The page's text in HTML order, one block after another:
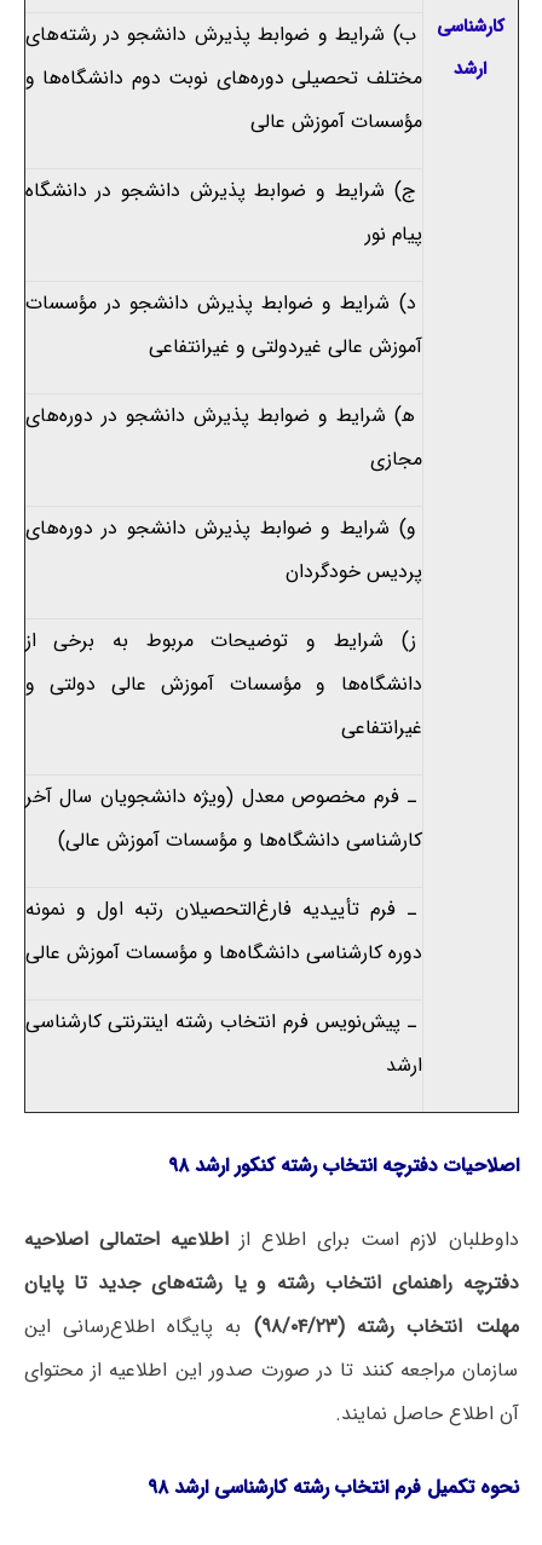
کارشناسی
ارشد
ب) شرایط و ضوابط پذیرش‌ دانشجو در رشته‌های
‌مختلف ‌تحصیلی‌ دوره‌های نوبت دوم دانشگاه‌ها و
مؤسسات‌ آموزش‌ عالی‌
ج) شرایط و ضوابط پذیرش دانشجو در دانشگاه
پیام نور
د‍) شرایط و ضوابط پذیرش دانشجو در مؤسسات
آموزش عالی غیردولتی‌ و غیرانتفاعی
ه‍) شرایط و ضوابط پذیرش دانشجو در دوره‌های
مجازی
و) شرایط و ضوابط پذیرش دانشجو در دوره‌های
پردیس خودگردان
ز) شرایط و توضیحات مربوط به برخی از
دانشگاه‌ها و مؤسسات آموزش عالی دولتی و
غیرانتفاعی
ـ فرم مخصوص معدل (ویژه دانشجویان سال آخر
کارشناسی دانشگاه‌ها و مؤسسات آموزش عالی)
ـ فرم تأییدیه فارغ‌التحصیلان رتبه اول و نمونه
دوره کارشناسی دانشگاه‌ها و مؤسسات آموزش عالی
ـ پیش‌نویس فرم انتخاب رشته اینترنتی کارشناسی
ارشد
اصلاحیات دفترچه انتخاب رشته کنکور ارشد ۹۸
داوطلبان لازم است برای اطلاع ازاطلاعیه احتمالی اصلاحیه
دفترچه راهنمای انتخاب رشته و یا رشته‌های جدید تا پایان
مهلت انتخاب رشته (۹۸/۰۴/۲۳
) به پایگاه اطلاع‌رسانی این
سازمان مراجعه کنند تا در صورت صدور این اطلاعیه از محتوای
آن اطلاع حاصل نمایند.
نحوه تکمیل فرم انتخاب رشته کارشناسی ارشد ۹۸